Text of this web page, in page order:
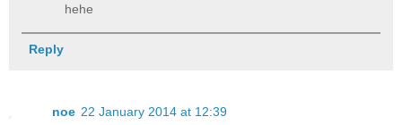
hehe
Reply
noe 22 January 2014 at 12:39